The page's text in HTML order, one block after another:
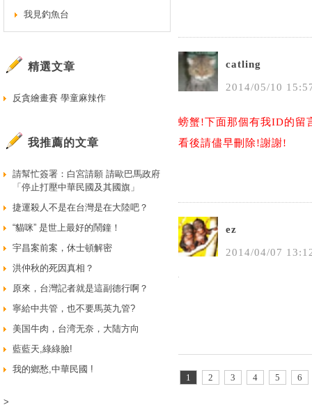
catling
2014/05/10 15:
螃蟹!下面那個有我ID的留
看後請儘早刪除!謝謝!
ez
2014/04/07 13:
1 2 3 4 5 6
我見釣魚台
精選文章
反貪繪畫賽 學童麻辣作
我推薦的文章
請幫忙簽署：白宮請願 請歐巴馬政府
「停止打壓中華民國及其國旗」
捷運殺人不是在台灣是在大陸吧？
“貓咪” 是世上最好的鬧鐘！
宇昌案前案，休士頓解密
洪仲秋的死因真相？
原來，台灣記者就是這副德行啊？
寧給中共管，也不要馬英九管?
美国牛肉，台湾无奈，大陆方向
藍藍天,綠綠臉!
我的鄉愁,中華民國 !
>